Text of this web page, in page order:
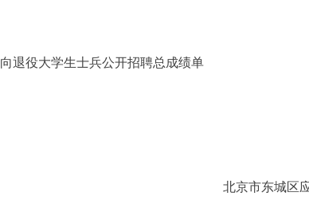
退役大学生士兵公开招聘总成绩单
东城区应急管